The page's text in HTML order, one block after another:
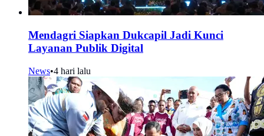
Mendagri Siapkan Dukcapil Jadi Kunci
Layanan Publik Digital
News•4 hari lalu